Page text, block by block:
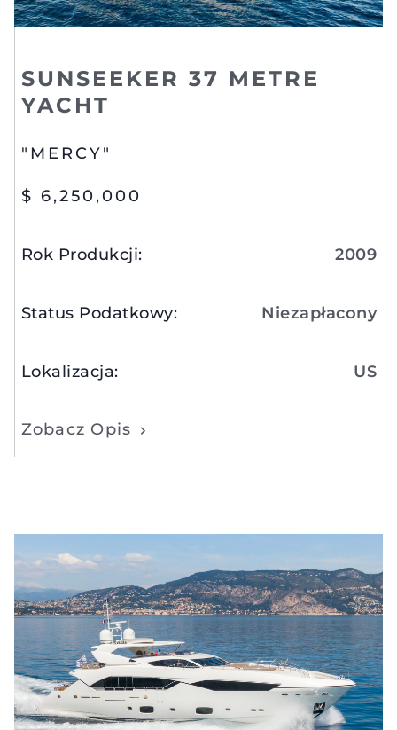
SUNSEEKER 37 METRE
YACHT
"MERCY"
$ 6,250,000
Rok Produkcji: 2009
Status Podatkowy: Niezapłacony
Lokalizacja: US
Zobacz Opis